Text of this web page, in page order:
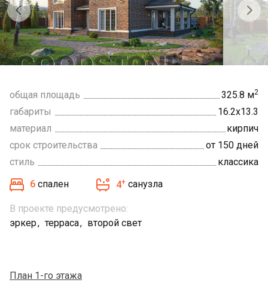
общая площадь 325.8 м2
габариты
16.2х13.3
материал
кирпич
срок строительства
от 150 дней
стиль
классика
6 спален 4+ санузла
В проекте предусмотрено:
эркер
терраса второй свет
План 1-го этажа